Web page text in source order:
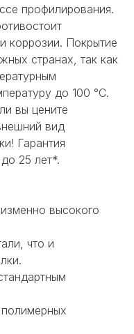
профилирования.
коррозии. Покрытие
странах, так как
до 100 °С.
вы цените
вид
Гарантия
25 лет*.
высокого
что и